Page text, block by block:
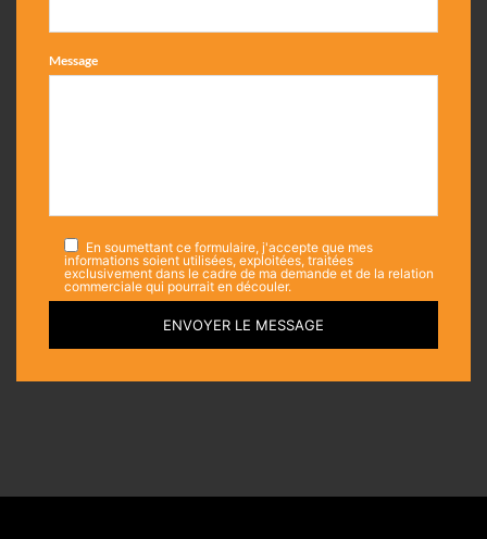
Message
En soumettant ce formulaire, j'accepte que mes
informations soient utilisées, exploitées, traitées
exclusivement dans le cadre de ma demande et de la relation
commerciale qui pourrait en découler.
ENVOYER LE MESSAGE